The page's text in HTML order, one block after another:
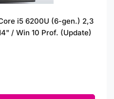
i5 6200U (6-gen.) 2,3
/ Win 10 Prof. (Update)